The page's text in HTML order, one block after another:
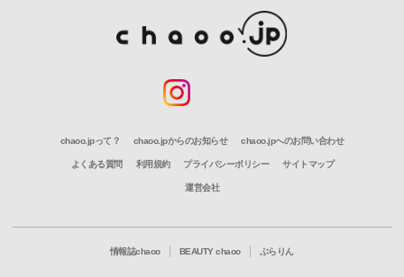
chaoo.jpって？ chaoo.jpからのお知らせ chaoo.jpへのお問い合わせ
よくある質問 利用規約 プライバシーポリシー サイトマップ
運営会社
情報誌chaoo BEAUTY chaoo ぶらりん